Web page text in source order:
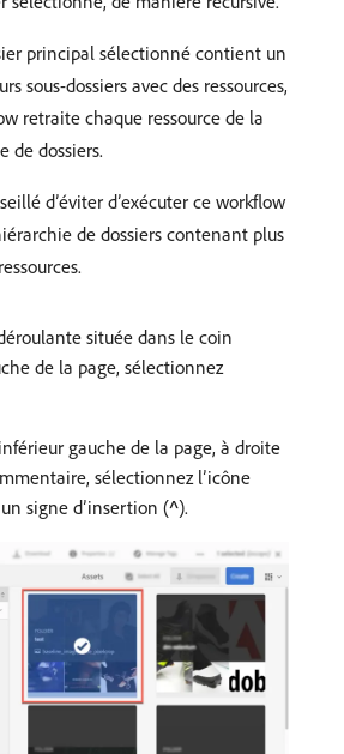
principal sélectionné contient un
sous-dossiers avec des ressources,
retraite chaque ressource de la
de dossiers.
d’éviter d’exécuter ce workflow
de dossiers contenant plus
située dans le coin
de la page, sélectionnez
gauche de la page, à droite
sélectionnez l’icône
signe d’insertion (^).